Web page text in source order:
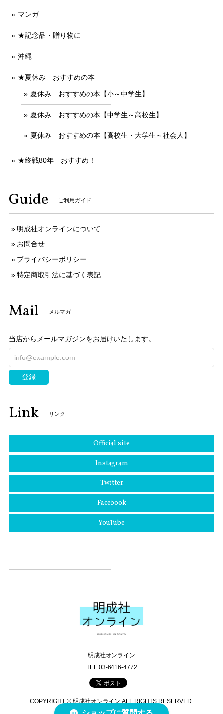
マンガ
★記念品・贈り物に
沖縄
★夏休み おすすめの本
夏休み おすすめの本【小～中学生】
夏休み おすすめの本【中学生～高校生】
夏休み おすすめの本【高校生・大学生～社会人】
★終戦80年 おすすめ！
Guide ご利用ガイド
明成社オンラインについて
お問合せ
プライバシーポリシー
特定商取引法に基づく表記
Mail メルマガ
当店からメールマガジンをお届けいたします。
登録
Link リンク
Official site
Instagram
Twitter
Facebook
YouTube
明成社オンライン
TEL:03-6416-4772
COPYRIGHT © 明成社オンライン ALL RIGHTS RESERVED.